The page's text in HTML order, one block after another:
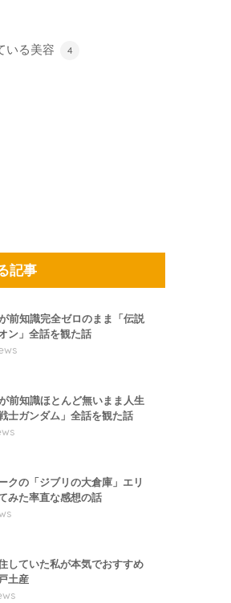
いる美容 4
記事
前知識完全ゼロのまま「伝説
ン」全話を観た話
前知識ほとんど無いまま人生
士ガンダム」全話を観た話
クの「ジブリの大倉庫」エリ
みた率直な感想の話
していた私が本気でおすすめ
土産